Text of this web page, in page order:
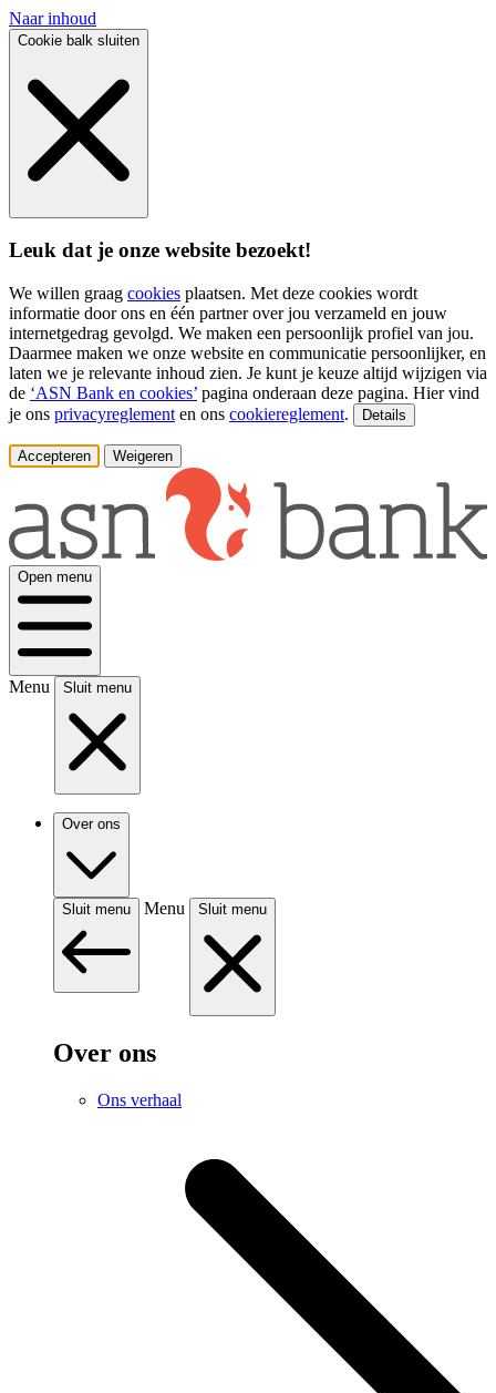
Naar inhoud
Cookie balk sluiten
Leuk dat je onze website bezoekt!
We willen graag cookies plaatsen. Met deze cookies wordt
informatie door ons en één partner over jou verzameld en jouw
internetgedrag gevolgd. We maken een persoonlijk profiel van jou.
Daarmee maken we onze website en communicatie persoonlijker, en
laten we je relevante inhoud zien. Je kunt je keuze altijd wijzigen via
de ‘ASN Bank en cookies’ pagina onderaan deze pagina. Hier vind
je ons privacyreglement en ons cookiereglement. Details
Accepteren Weigeren
Open menu
Menu Sluit menu
Over ons
Sluit menu Menu Sluit menu
Over ons
Ons verhaal